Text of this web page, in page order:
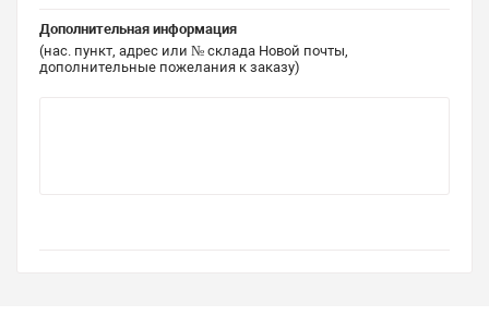
Дополнительная информация
(нас. пункт, адрес или № склада Новой почты,
дополнительные пожелания к заказу)